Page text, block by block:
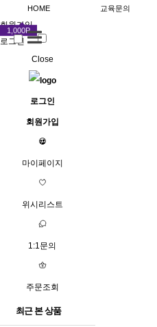
HOME 교육문의
회원가입
1,000P
로그인
Close
로그인
회원가입
마이페이지
위시리스트
1:1문의
주문조회
최근 본 상품